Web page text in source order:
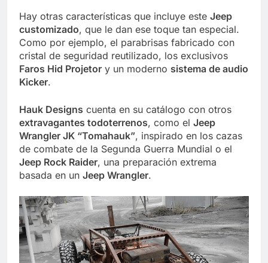
Hay otras características que incluye este Jeep
customizado, que le dan ese toque tan especial.
Como por ejemplo, el parabrisas fabricado con
cristal de seguridad reutilizado, los exclusivos
Faros Hid Projetor y un moderno sistema de audio
Kicker.
Hauk Designs cuenta en su catálogo con otros
extravagantes todoterrenos, como el Jeep
Wrangler JK “Tomahauk”, inspirado en los cazas
de combate de la Segunda Guerra Mundial o el
Jeep Rock Raider, una preparación extrema
basada en un Jeep Wrangler.